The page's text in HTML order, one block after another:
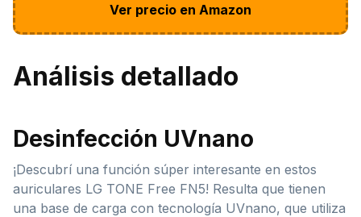
Ver precio en Amazon
Análisis detallado
Desinfección UVnano
¡Descubrí una función súper interesante en estos
auriculares LG TONE Free FN5! Resulta que tienen
una base de carga con tecnología UVnano, que utiliza